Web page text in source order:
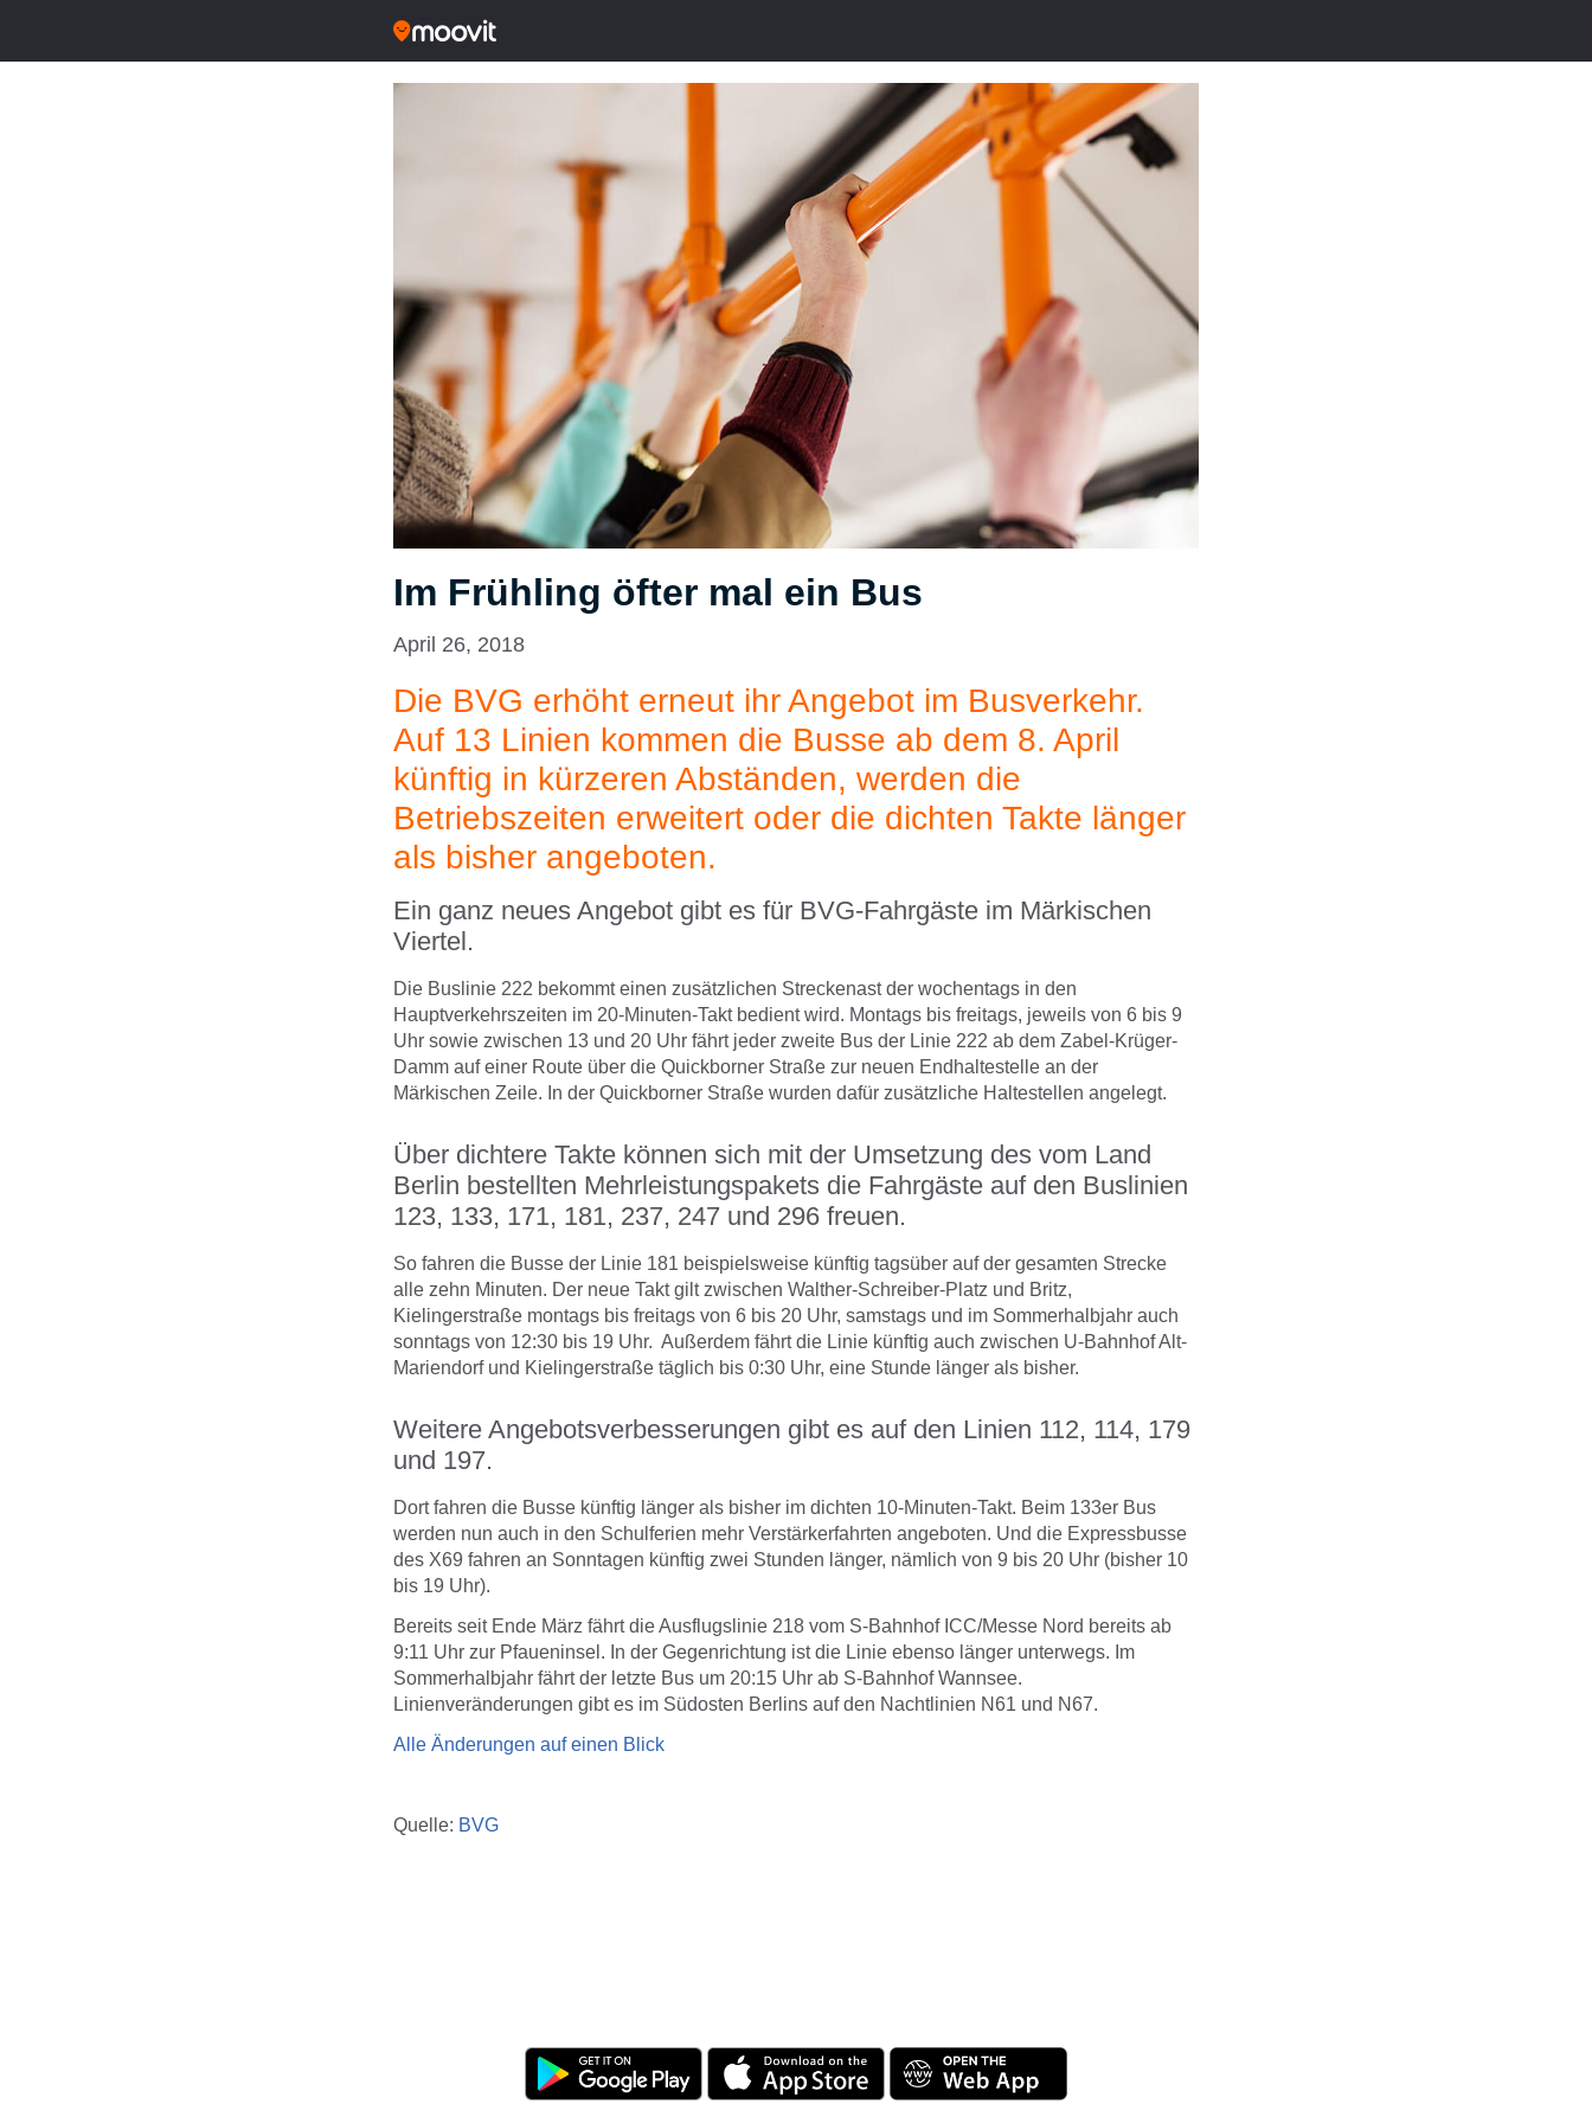
Im Frühling öfter mal ein Bus
April 26, 2018
Die BVG erhöht erneut ihr Angebot im Busverkehr.
Auf 13 Linien kommen die Busse ab dem 8. April
künftig in kürzeren Abständen, werden die
Betriebszeiten erweitert oder die dichten Takte länger
als bisher angeboten.
Ein ganz neues Angebot gibt es für BVG-Fahrgäste im Märkischen
Viertel.
Die Buslinie 222 bekommt einen zusätzlichen Streckenast der wochentags in den
Hauptverkehrszeiten im 20-Minuten-Takt bedient wird. Montags bis freitags, jeweils von 6 bis 9
Uhr sowie zwischen 13 und 20 Uhr fährt jeder zweite Bus der Linie 222 ab dem Zabel-Krüger-
Damm auf einer Route über die Quickborner Straße zur neuen Endhaltestelle an der
Märkischen Zeile. In der Quickborner Straße wurden dafür zusätzliche Haltestellen angelegt.
Über dichtere Takte können sich mit der Umsetzung des vom Land
Berlin bestellten Mehrleistungspakets die Fahrgäste auf den Buslinien
123, 133, 171, 181, 237, 247 und 296 freuen.
So fahren die Busse der Linie 181 beispielsweise künftig tagsüber auf der gesamten Strecke
alle zehn Minuten. Der neue Takt gilt zwischen Walther-Schreiber-Platz und Britz,
Kielingerstraße montags bis freitags von 6 bis 20 Uhr, samstags und im Sommerhalbjahr auch
sonntags von 12:30 bis 19 Uhr. Außerdem fährt die Linie künftig auch zwischen U-Bahnhof Alt-
Mariendorf und Kielingerstraße täglich bis 0:30 Uhr, eine Stunde länger als bisher.
Weitere Angebotsverbesserungen gibt es auf den Linien 112, 114, 179
und 197.
Dort fahren die Busse künftig länger als bisher im dichten 10-Minuten-Takt. Beim 133er Bus
werden nun auch in den Schulferien mehr Verstärkerfahrten angeboten. Und die Expressbusse
des X69 fahren an Sonntagen künftig zwei Stunden länger, nämlich von 9 bis 20 Uhr (bisher 10
bis 19 Uhr).
Bereits seit Ende März fährt die Ausflugslinie 218 vom S-Bahnhof ICC/Messe Nord bereits ab
9:11 Uhr zur Pfaueninsel. In der Gegenrichtung ist die Linie ebenso länger unterwegs. Im
Sommerhalbjahr fährt der letzte Bus um 20:15 Uhr ab S-Bahnhof Wannsee.
Linienveränderungen gibt es im Südosten Berlins auf den Nachtlinien N61 und N67.
Alle Änderungen auf einen Blick
Quelle: BVG